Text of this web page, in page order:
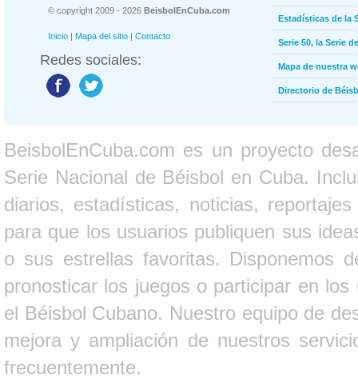
© copyright 2009 - 2026 BeisbolEnCuba.com
Inicio | Mapa del sitio | Contacto
Redes sociales:
Estadísticas de la
Serie 50, la Serie
Mapa de nuestra
Directorio de
BeisbolEnCuba.com es un proyecto
Serie Nacional de Béisbol en Cuba.
diarios, estadísticas, noticias,
para que los usuarios publiquen sus
o sus estrellas favoritas. Disponemos
pronosticar los juegos o participar en
el Béisbol Cubano. Nuestro equipo de
mejora y ampliación de nuestros
frecuentemente.